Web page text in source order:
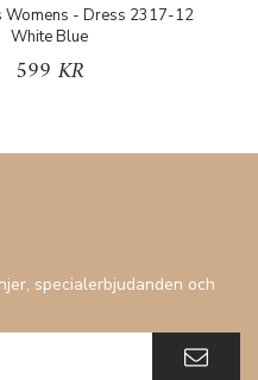
Womens - Dress 2317-12
White Blue
599 KR
specialerbjudanden och